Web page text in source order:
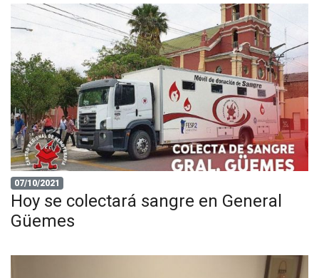
07/10/2021
Hoy se colectará sangre en General
Güemes